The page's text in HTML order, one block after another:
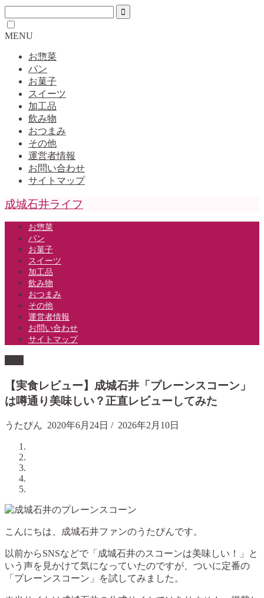
MENU
お惣菜
パン
お菓子
スイーツ
加工品
飲み物
おつまみ
その他
運営者情報
お問い合わせ
サイトマップ
成城石井ライフ
お惣菜
パン
お菓子
スイーツ
加工品
飲み物
おつまみ
その他
運営者情報
お問い合わせ
サイトマップ
【実食レビュー】成城石井「プレーンスコーン」
は噂通り美味しい？正直レビューしてみた
うたぴん 2020年6月24日 / 2026年2月10日
こんにちは、成城石井ファンのうたぴんです。
以前からSNSなどで「成城石井のスコーンは美味しい！」と
いう声を見かけて気になっていたのですが、ついに定番の
「プレーンスコーン」を試してみました。